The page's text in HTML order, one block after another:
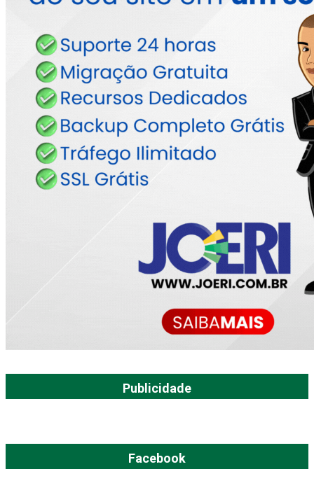
Publicidade
Facebook